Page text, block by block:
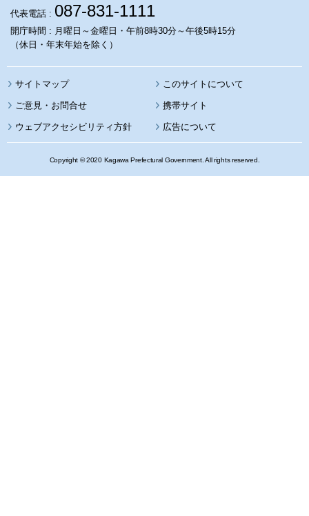
代表電話 : 087-831-1111
開庁時間 : 月曜日～金曜日・午前8時30分～午後5時15分
（休日・年末年始を除く）
サイトマップ このサイトについて
携帯サイト
ウェブアクセシビリティ方針 広告について
Copyright © 2020 Kagawa Prefectural Government. All rights reserved.